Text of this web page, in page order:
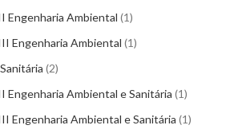
Engenharia Ambiental 1
Engenharia Ambiental 1
2
Engenharia Ambiental e Sanitária 1
Engenharia Ambiental e Sanitária 1